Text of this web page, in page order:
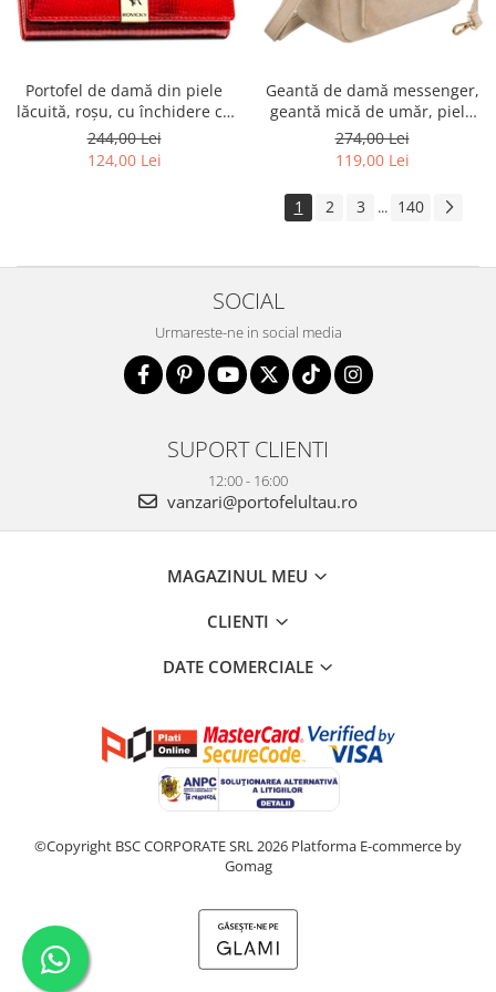
Portofel de damă din piele
lăcuită, roșu, cu închidere cu
capsă - Rovicky PTR-RH-22-1-
RS RED
244,00 Lei
124,00 Lei
Geantă de damă messenger,
geantă mică de umăr, piele
ecologică, geantă bej cu
fermoar la modă - Peterson
PTR-PTN MX02-P-7717-D.BE
274,00 Lei
119,00 Lei
1 2 3 ... 140
SOCIAL
Urmareste-ne in social media
SUPORT CLIENTI
12:00 - 16:00
vanzari@portofelultau.ro
MAGAZINUL MEU
CLIENTI
DATE COMERCIALE
©Copyright BSC CORPORATE SRL 2026 Platforma E-commerce by
Gomag